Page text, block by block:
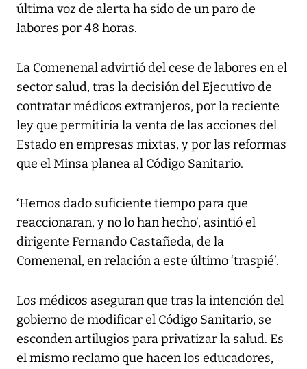
última voz de alerta ha sido de un paro de
labores por 48 horas.
La Comenenal advirtió del cese de labores en el
sector salud, tras la decisión del Ejecutivo de
contratar médicos extranjeros, por la reciente
ley que permitiría la venta de las acciones del
Estado en empresas mixtas, y por las reformas
que el Minsa planea al Código Sanitario.
‘Hemos dado suficiente tiempo para que
reaccionaran, y no lo han hecho’, asintió el
dirigente Fernando Castañeda, de la
Comenenal, en relación a este último ‘traspié’.
Los médicos aseguran que tras la intención del
gobierno de modificar el Código Sanitario, se
esconden artilugios para privatizar la salud. Es
el mismo reclamo que hacen los educadores,